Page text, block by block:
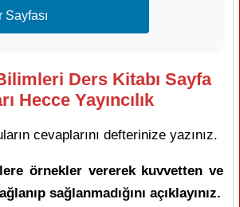
Ders Kitabı Sayfa
Hecce Yayıncılık
cevaplarını defterinize yazınız.
örnekler vererek kuvvetten ve
sağlanmadığını açıklayınız.